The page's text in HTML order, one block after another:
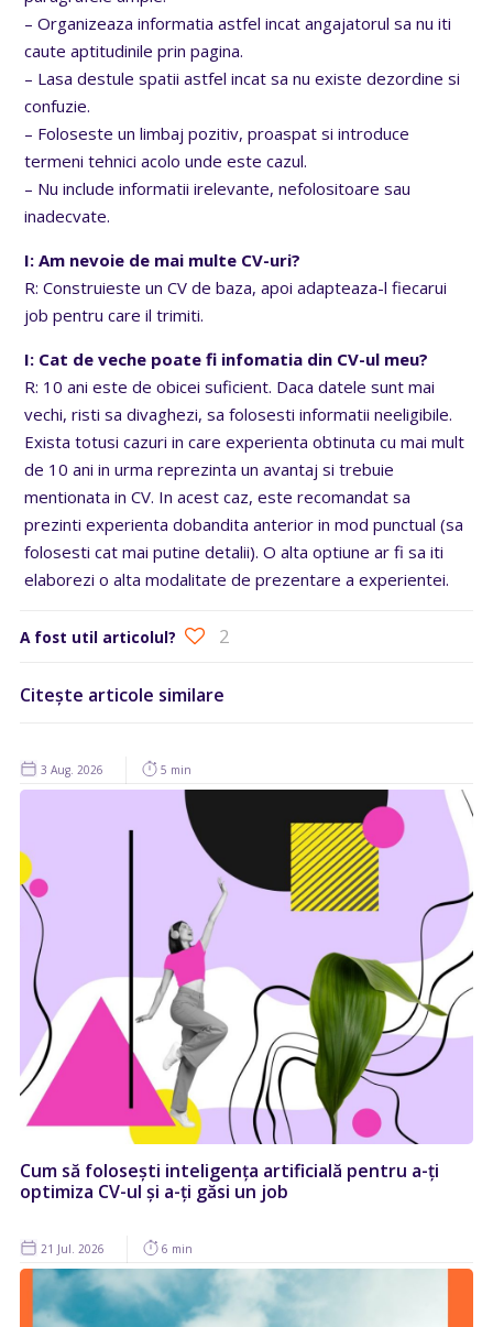
– Organizeaza informatia astfel incat angajatorul sa nu iti
caute aptitudinile prin pagina.
– Lasa destule spatii astfel incat sa nu existe dezordine si
confuzie.
– Foloseste un limbaj pozitiv, proaspat si introduce
termeni tehnici acolo unde este cazul.
– Nu include informatii irelevante, nefolositoare sau
inadecvate.
I: Am nevoie de mai multe CV-uri?
R: Construieste un CV de baza, apoi adapteaza-l fiecarui
job pentru care il trimiti.
I: Cat de veche poate fi infomatia din CV-ul meu?
R: 10 ani este de obicei suficient. Daca datele sunt mai
vechi, risti sa divaghezi, sa folosesti informatii neeligibile.
Exista totusi cazuri in care experienta obtinuta cu mai mult
de 10 ani in urma reprezinta un avantaj si trebuie
mentionata in CV. In acest caz, este recomandat sa
prezinti experienta dobandita anterior in mod punctual (sa
folosesti cat mai putine detalii). O alta optiune ar fi sa iti
elaborezi o alta modalitate de prezentare a experientei.
A fost util articolul? 2
Citește articole similare
3 Aug. 2026 5 min
Cum să folosești inteligența artificială pentru a-ți
optimiza CV-ul și a-ți găsi un job
21 Jul. 2026 6 min